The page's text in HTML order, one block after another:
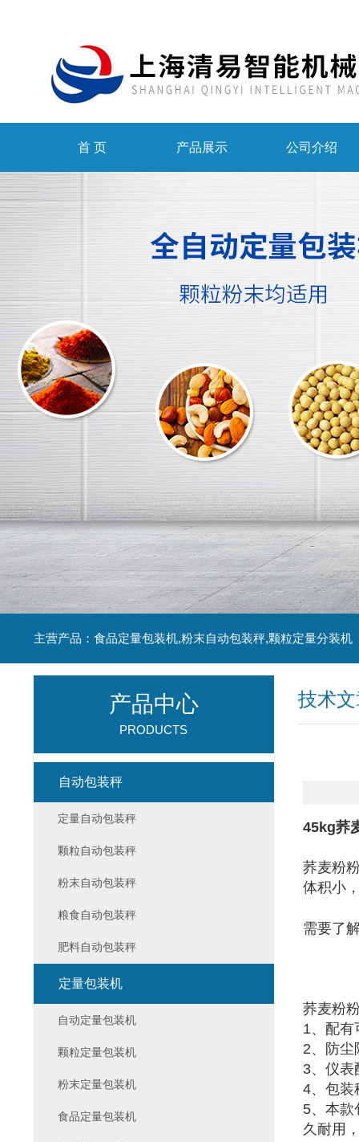
首 页 产品展示 公司介绍
主营产品：食品定量包装机,粉末自动包装秤,颗粒定量分装机
技术
45kg荞
荞麦粉
体积小
需要了
荞麦粉
1、配有
2、防尘
3、仪表
4、包装
5、本款
久耐用
产品中心
PRODUCTS
自动包装秤
定量自动包装秤
颗粒自动包装秤
粉末自动包装秤
粮食自动包装秤
肥料自动包装秤
定量包装机
自动定量包装机
颗粒定量包装机
粉末定量包装机
食品定量包装机